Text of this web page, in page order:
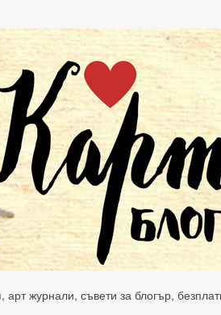
арт журнали, съвети за блогър,